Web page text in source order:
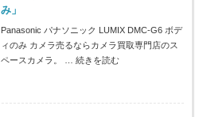
み」
Panasonic パナソニック LUMIX DMC-G6 ボデ
ィのみ カメラ売るならカメラ買取専門店のス
ペースカメラ。 …続きを読む